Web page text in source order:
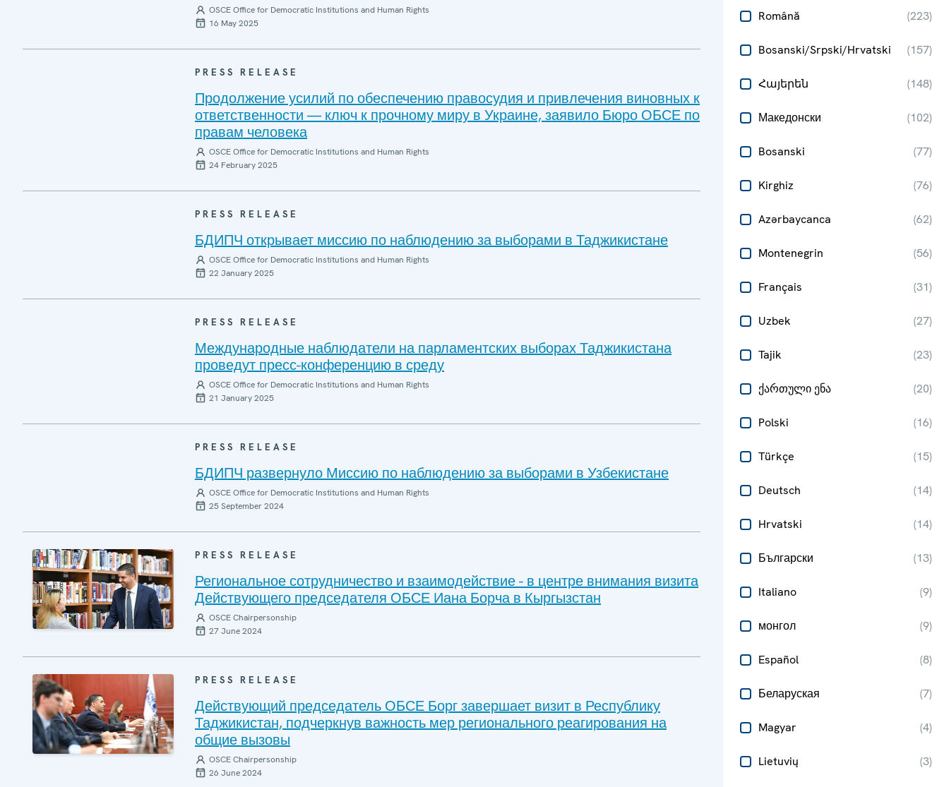
Română (223)
Bosanski/Srpski/Hrvatski (157)
Հայերեն (148)
Македонски (102)
Bosanski (77)
Kirghiz (76)
Azərbaycanca (62)
Montenegrin (56)
Français (31)
Uzbek (27)
Tajik (23)
ქართული ენა (20)
Polski (16)
Türkçe (15)
Deutsch (14)
Hrvatski (14)
Български (13)
Italiano (9)
монгол (9)
Español (8)
Беларуская (7)
Magyar (4)
Lietuvių (3)
OSCE Office for Democratic Institutions and Human Rights
16 May 2025
PRESS RELEASE
Продолжение усилий по обеспечению правосудия и привлечения виновных к
ответственности — ключ к прочному миру в Украине, заявило Бюро ОБСЕ по
правам человека
OSCE Office for Democratic Institutions and Human Rights
24 February 2025
PRESS RELEASE
БДИПЧ открывает миссию по наблюдению за выборами в Таджикистане
OSCE Office for Democratic Institutions and Human Rights
22 January 2025
PRESS RELEASE
Международные наблюдатели на парламентских выборах Таджикистана
проведут пресс-конференцию в среду
OSCE Office for Democratic Institutions and Human Rights
21 January 2025
PRESS RELEASE
БДИПЧ развернуло Миссию по наблюдению за выборами в Узбекистане
OSCE Office for Democratic Institutions and Human Rights
25 September 2024
PRESS RELEASE
Региональное сотрудничество и взаимодействие - в центре внимания визита
Действующего председателя ОБСЕ Иана Борча в Кыргызстан
OSCE Chairpersonship
27 June 2024
PRESS RELEASE
Действующий председатель ОБСЕ Борг завершает визит в Республику
Таджикистан, подчеркнув важность мер регионального реагирования на
общие вызовы
OSCE Chairpersonship
26 June 2024